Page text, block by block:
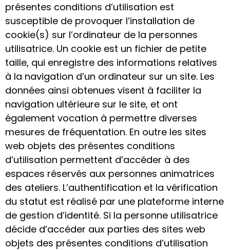
présentes conditions d’utilisation est
susceptible de provoquer l’installation de
cookie(s) sur l’ordinateur de la personnes
utilisatrice. Un cookie est un fichier de petite
taille, qui enregistre des informations relatives
à la navigation d’un ordinateur sur un site. Les
données ainsi obtenues visent à faciliter la
navigation ultérieure sur le site, et ont
également vocation à permettre diverses
mesures de fréquentation. En outre les sites
web objets des présentes conditions
d’utilisation permettent d’accéder à des
espaces réservés aux personnes animatrices
des ateliers. L’authentification et la vérification
du statut est réalisé par une plateforme interne
de gestion d’identité. Si la personne utilisatrice
décide d’accéder aux parties des sites web
objets des présentes conditions d’utilisation